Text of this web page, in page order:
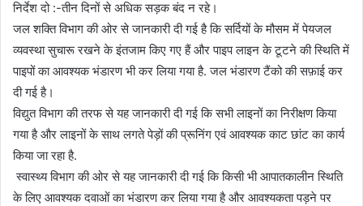
निर्देश दो :-तीन दिनों से अधिक सड़क बंद न रहे।
जल शक्ति विभाग की ओर से जानकारी दी गई है कि सर्दियों के मौसम में पेयजल
व्यवस्था सुचारू रखने के इंतजाम किए गए हैं और पाइप लाइन के टूटने की स्थिति में
पाइपों का आवश्यक भंडारण भी कर लिया गया है. जल भंडारण टैंको की सफ़ाई कर
दी गई है।
विद्युत विभाग की तरफ से यह जानकारी दी गई कि सभी लाइनों का निरीक्षण किया
गया है और लाइनों के साथ लगते पेड़ों की प्रूनिंग एवं आवश्यक काट छांट का कार्य
किया जा रहा है.
स्वास्थ्य विभाग की ओर से यह जानकारी दी गई कि किसी भी आपातकालीन स्थिति
के लिए आवश्यक दवाओं का भंडारण कर लिया गया है और आवश्यकता पड़ने पर